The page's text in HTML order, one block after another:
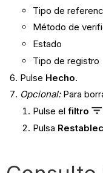
Tipo de
Método de
Estado
Tipo de registro
Pulse Hecho.
Opcional:Para
Pulse el filtro
Pulsa